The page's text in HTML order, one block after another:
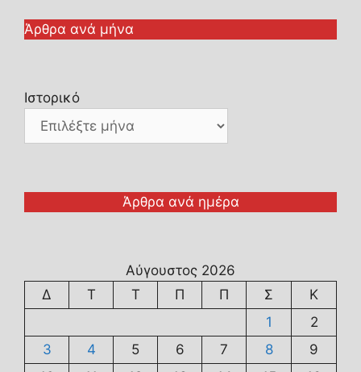
Άρθρα ανά μήνα
Ιστορικό
Άρθρα ανά ημέρα
Αύγουστος 2026
Δ
Τ Τ Π Π Σ
Κ
1
2
3
4 5 6 7 8
9